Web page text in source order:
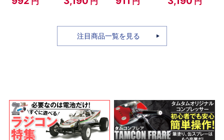
注目商品一覧を見る